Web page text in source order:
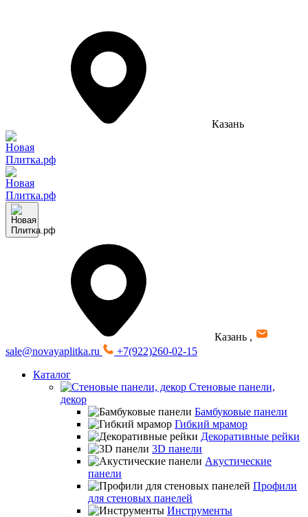
Казань
Казань ,
sale@novayaplitka.ru
+7(922)260-02-15
Каталог
Стеновые панели,
декор
Бамбуковые панели
Гибкий мрамор
Декоративные рейки
3D панели
Акустические
панели
Профили
для стеновых панелей
Инструменты